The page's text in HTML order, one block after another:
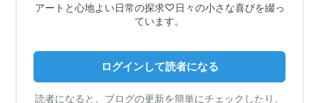
アートと心地よい日常の探求♡日々の小さな喜びを綴っ
ています。
ログインして読者になる
読者になると、ブログの更新を簡単にチェックしたり、